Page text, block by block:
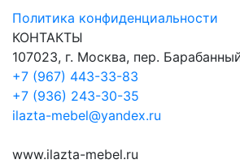
Политика конфиденциальности
КОНТАКТЫ
107023, г. Москва, пер.
+7 (967) 443-33-83
+7 (936) 243-30-35
ilazta-mebel@yandex.ru
www.ilazta-mebel.ru